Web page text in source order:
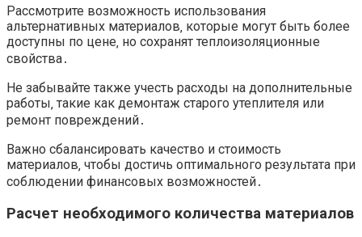
Рассмотрите возможность использования
альтернативных материалов‚ которые могут быть более
доступны по цене‚ но сохранят теплоизоляционные
свойства․
Не забывайте также учесть расходы на дополнительные
работы‚ такие как демонтаж старого утеплителя или
ремонт повреждений․
Важно сбалансировать качество и стоимость
материалов‚ чтобы достичь оптимального результата при
соблюдении финансовых возможностей․
Расчет необходимого количества материалов